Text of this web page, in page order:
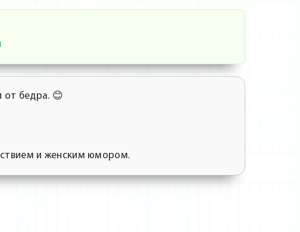
от бедра. 😊
и женским юмором.